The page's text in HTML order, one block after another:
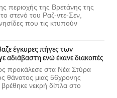
περιοχής της Βρετάνης της
το στενό του Ραζ-ντε-Σεν,
που τις κτυπούν
έγκυρες πήγες των
αδιάβαστη ενώ έκανε διακοπές
προκάλεσε στα Νέα Στύρα
θάνατος μιας 56χρονης
νεκρή δίπλα στο